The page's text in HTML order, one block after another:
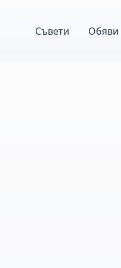
Съвети Обяви